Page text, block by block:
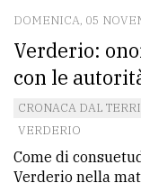
DOMENICA, 05
Verderio:
con le
CRONACA DAL
VERDERIO
Come di
Verderio nella